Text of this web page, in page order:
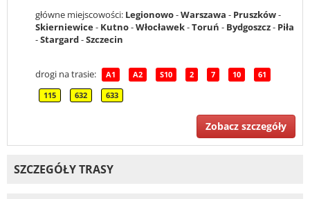
główne miejscowości: Legionowo-Warszawa - Pruszków-
Skierniewice- Kutno-Włocławek-Toruń - Bydgoszcz- Piła
-Stargard-Szczecin
drogi na trasie: A1 A2 S10 2 7 10 61
115 632 633
Zobacz szczegóły
SZCZEGÓŁY TRASY